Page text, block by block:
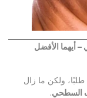
أيهما الأفضل
طلبًا، ولكن ما زال
السطحي.